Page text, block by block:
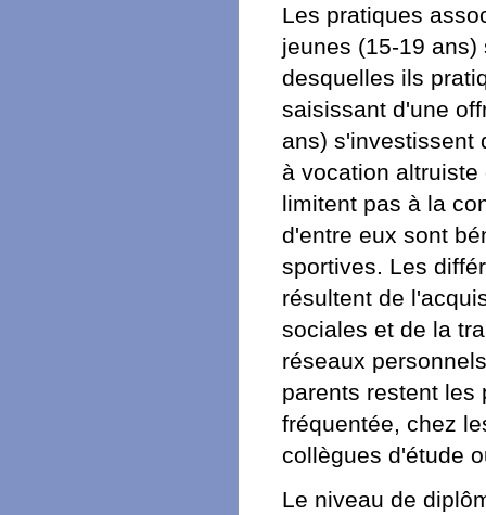
Les pratiques
jeunes (15-19
desquelles ils
saisissant d'une
ans) s'investissent
à vocation
limitent pas à la
d'entre eux sont
sportives. Les
résultent de
sociales et de la
réseaux
parents restent les
fréquentée, chez
collègues d'étude
Le niveau de